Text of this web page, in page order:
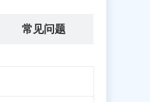
常见问题